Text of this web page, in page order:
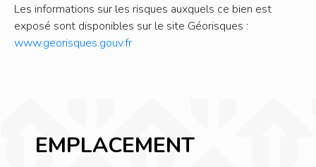
Les informations sur les risques auxquels ce bien est
exposé sont disponibles sur le site Géorisques :
www.georisques.gouv.fr
EMPLACEMENT